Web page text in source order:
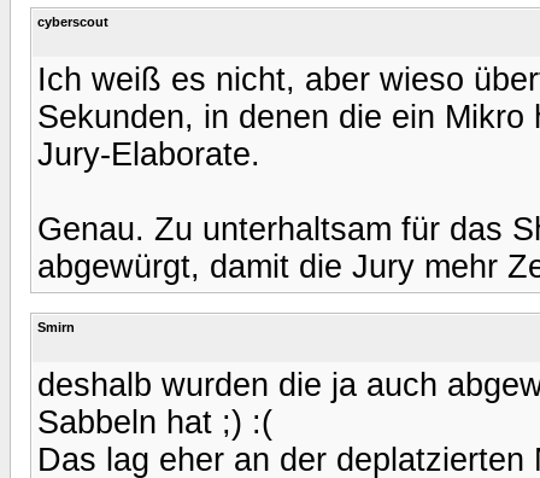
cyberscout
Ich weiß es nicht, aber wieso
Sekunden, in denen die ein
Jury-Elaborate.
Genau. Zu unterhaltsam für das
abgewürgt, damit die Jury mehr
Smirn
deshalb wurden die ja auch
Sabbeln hat ;) :(
Das lag eher an der